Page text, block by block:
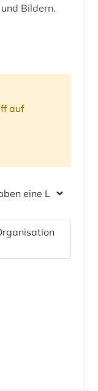
Bildern.
auf
eine Lizenz